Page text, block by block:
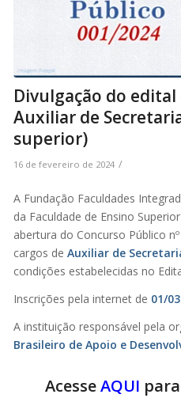
Divulgação do
Auxiliar de
superior)
16 de fevereiro de 2024 /
A Fundação Faculdades
da Faculdade de Ensino
abertura do Concurso Público
cargos de Auxiliar de
condições estabelecidas no
Inscrições pela internet de 01/
A instituição responsável pela
Brasileiro de Apoio e
AcesseAQUI